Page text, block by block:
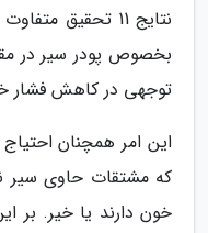
نتایج 11 تحقیق
بخصوص پودر سیر در
توجهی در کاهش فشار
این امر همچنان
که مشتقات حاوی سیر
خون دارند یا خیر. بر